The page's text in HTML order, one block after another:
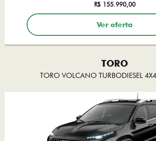
R$ 155.990,00
Ver oferta
TORO
TORO VOLCANO TURBODIESEL